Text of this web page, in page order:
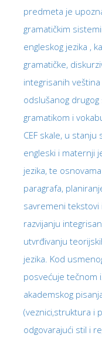
predmeta je
gramatičkim
engleskog jezika ,
gramatičke,
integrisanih
odslušanog
gramatikom i
CEF skale, u
engleski i maternji
jezika, te
paragrafa,
savremeni tekstovi
razvijanju
utvrđivanju
jezika. Kod
posvećuje tečnom
akademskog
(veznici,struktura i
odgovarajući stil i